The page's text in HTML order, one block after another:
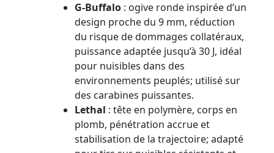
G-Buffalo : ogive ronde inspirée d’un
design proche du 9 mm, réduction
du risque de dommages collatéraux,
puissance adaptée jusqu’à 30 J, idéal
pour nuisibles dans des
environnements peuplés; utilisé sur
des carabines puissantes.
Lethal : tête en polymère, corps en
plomb, pénétration accrue et
stabilisation de la trajectoire; adapté